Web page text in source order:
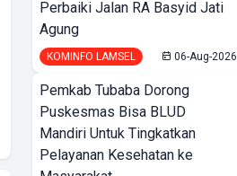
Perbaiki Jalan RA Basyid Jati
Agung
KOMINFO LAMSEL 06-Aug-2026
Pemkab Tubaba Dorong
Puskesmas Bisa BLUD
Mandiri Untuk Tingkatkan
Pelayanan Kesehatan ke